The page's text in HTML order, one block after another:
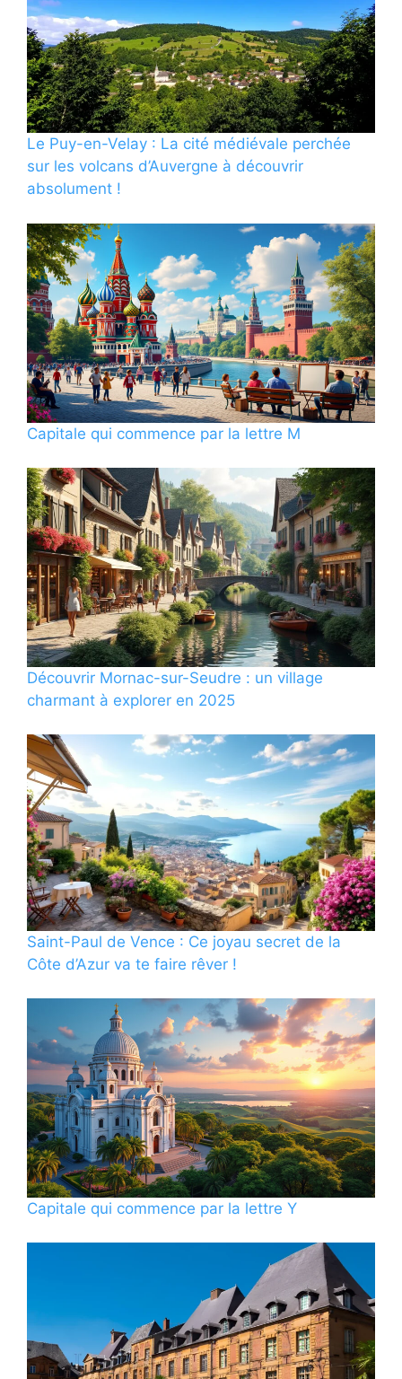
Le Puy-en-Velay : La cité médiévale perchée
sur les volcans d’Auvergne à découvrir
absolument !
Capitale qui commence par la lettre M
Découvrir Mornac-sur-Seudre : un village
charmant à explorer en 2025
Saint-Paul de Vence : Ce joyau secret de la
Côte d’Azur va te faire rêver !
Capitale qui commence par la lettre Y